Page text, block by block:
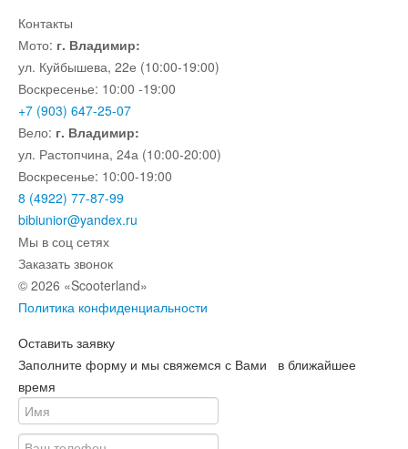
Контакты
Мото: г. Владимир:
ул. Куйбышева, 22е (10:00-19:00)
Воскресенье: 10:00 -19:00
+7 (903) 647-25-07
Вело: г. Владимир:
ул. Растопчина, 24а (10:00-20:00)
Воскресенье: 10:00-19:00
8 (4922) 77-87-99
bibiunior@yandex.ru
Мы в соц сетях
Заказать звонок
© 2026 «Scooterland»
Политика конфиденциальности
Оставить заявку
Заполните форму и мы свяжемся с Вами в ближайшее
время